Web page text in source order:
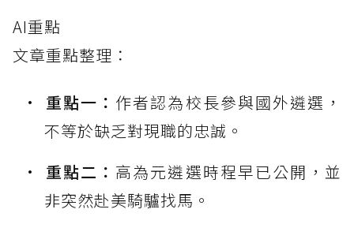
AI重點
文章重點整理：
重點一： 作者認為校長參與國外遴選，
不等於缺乏對現職的忠誠。
重點二： 高為元遴選時程早已公開，並
非突然赴美騎驢找馬。